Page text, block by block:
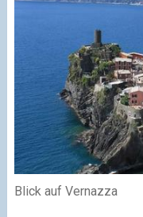
Blick auf Vernazza